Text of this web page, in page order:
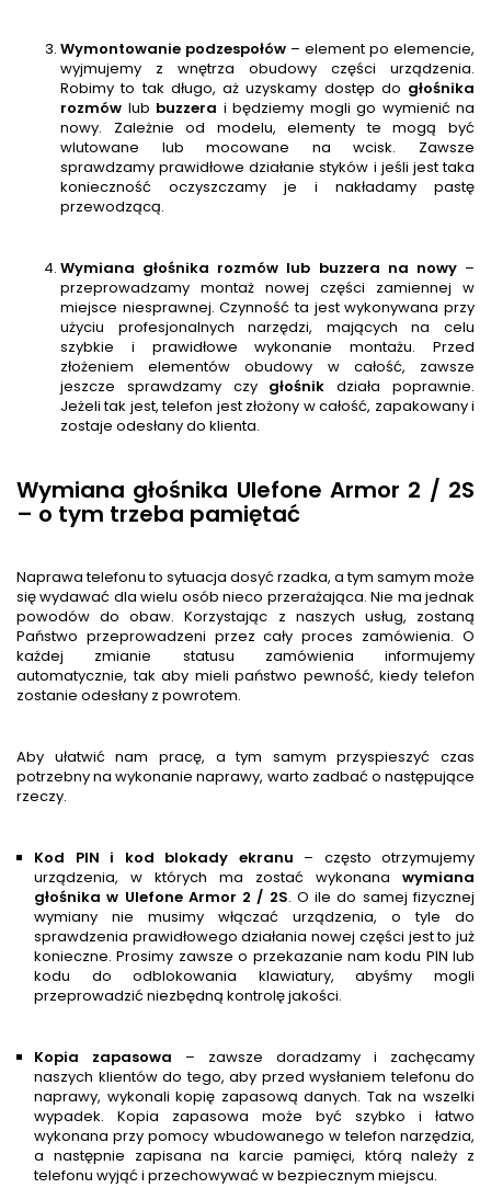
Wymontowanie podzespołów – element po elemencie,
wyjmujemy z wnętrza obudowy części urządzenia.
Robimy to tak długo, aż uzyskamy dostęp do głośnika
rozmów lub buzzera i będziemy mogli go wymienić na
nowy. Zależnie od modelu, elementy te mogą być
wlutowane lub mocowane na wcisk. Zawsze
sprawdzamy prawidłowe działanie styków i jeśli jest taka
konieczność oczyszczamy je i nakładamy pastę
przewodzącą.
Wymiana głośnika rozmów lub buzzera na nowy–
przeprowadzamy montaż nowej części zamiennej w
miejsce niesprawnej. Czynność ta jest wykonywana przy
użyciu profesjonalnych narzędzi, mających na celu
szybkie i prawidłowe wykonanie montażu. Przed
złożeniem elementów obudowy w całość, zawsze
jeszcze sprawdzamy czy głośnik działa poprawnie.
Jeżeli tak jest, telefon jest złożony w całość, zapakowany i
zostaje odesłany do klienta.
Wymiana głośnika Ulefone Armor 2 / 2S
– o tym trzeba pamiętać
Naprawa telefonu to sytuacja dosyć rzadka, a tym samym może
się wydawać dla wielu osób nieco przerażająca. Nie ma jednak
powodów do obaw. Korzystając z naszych usług, zostaną
Państwo przeprowadzeni przez cały proces zamówienia. O
każdej zmianie statusu zamówienia informujemy
automatycznie, tak aby mieli państwo pewność, kiedy telefon
zostanie odesłany z powrotem.
Aby ułatwić nam pracę, a tym samym przyspieszyć czas
potrzebny na wykonanie naprawy, warto zadbać o następujące
rzeczy.
Kod PIN i kod blokady ekranu – często otrzymujemy
urządzenia, w których ma zostać wykonana wymiana
głośnika w Ulefone Armor 2 / 2S. O ile do samej fizycznej
wymiany nie musimy włączać urządzenia, o tyle do
sprawdzenia prawidłowego działania nowej części jest to już
konieczne. Prosimy zawsze o przekazanie nam kodu PIN lub
kodu do odblokowania klawiatury, abyśmy mogli
przeprowadzić niezbędną kontrolę jakości.
Kopia zapasowa – zawsze doradzamy i zachęcamy
naszych klientów do tego, aby przed wysłaniem telefonu do
naprawy, wykonali kopię zapasową danych. Tak na wszelki
wypadek. Kopia zapasowa może być szybko i łatwo
wykonana przy pomocy wbudowanego w telefon narzędzia,
a następnie zapisana na karcie pamięci, którą należy z
telefonu wyjąć i przechowywać w bezpiecznym miejscu.